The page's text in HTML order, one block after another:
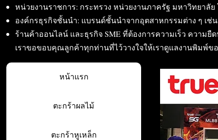
หน่วยงานราชการ: กระทรวง หน่วยงานภาครัฐ มหาวิทยาลัย
องค์กรธุรกิจชั้นนำ: แบรนด์ชั้นนำจากอุตสาหกรรมต่าง ๆ เช่
ร้านค้าออนไลน์ และธุรกิจ SME ที่ต้องการความเร็ว ความยื
เราขอขอบคุณลูกค้าทุกท่านที่ไว้วางใจให้เราดูแลงานพิมพ์ข
หน้าแรก
ตะกร้าผลไม้
ตะกร้าหูเหล็ก